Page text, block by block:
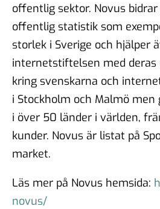
offentlig sektor. Novus bidrar
offentlig statistik som
storlek i Sverige och hjälper
internetstiftelsen med deras
kring svenskarna och
i Stockholm och Malmö men
i över 50 länder i världen,
kunder. Novus är listat på
market.
Läs mer på Novus hemsida:
novus/